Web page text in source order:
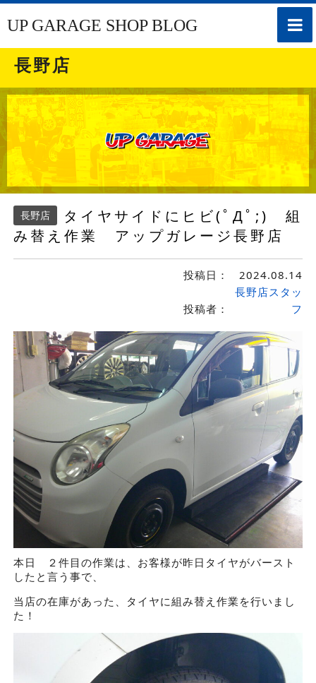
toggle
UP GARAGE SHOP BLOG
長野店
長野店
タイヤサイドにヒビ(ﾟДﾟ;) 組
み替え作業 アップガレージ長野店
投稿日： 2024.08.14
投稿者：
長野店スタッ
フ
本日 ２件目の作業は、お客様が昨日タイヤがバースト
したと言う事で、
当店の在庫があった、タイヤに組み替え作業を行いまし
た！